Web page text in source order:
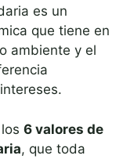
es un
que tiene en
ambiente y el
6 valores de
, que toda